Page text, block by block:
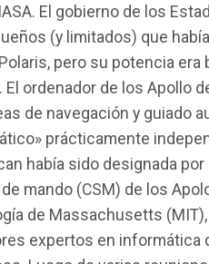
El gobierno de los
(y limitados) que
pero su potencia era
El ordenador de los Apollo
de navegación y guiado
prácticamente
habí­a sido designada por
mando (CSM) de los
de Massachusetts
expertos en informática